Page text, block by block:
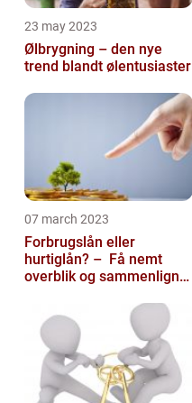
23 may 2023
Ølbrygning – den nye
trend blandt ølentusiaster
07 march 2023
Forbrugslån eller
hurtiglån? – Få nemt
overblik og sammenlign